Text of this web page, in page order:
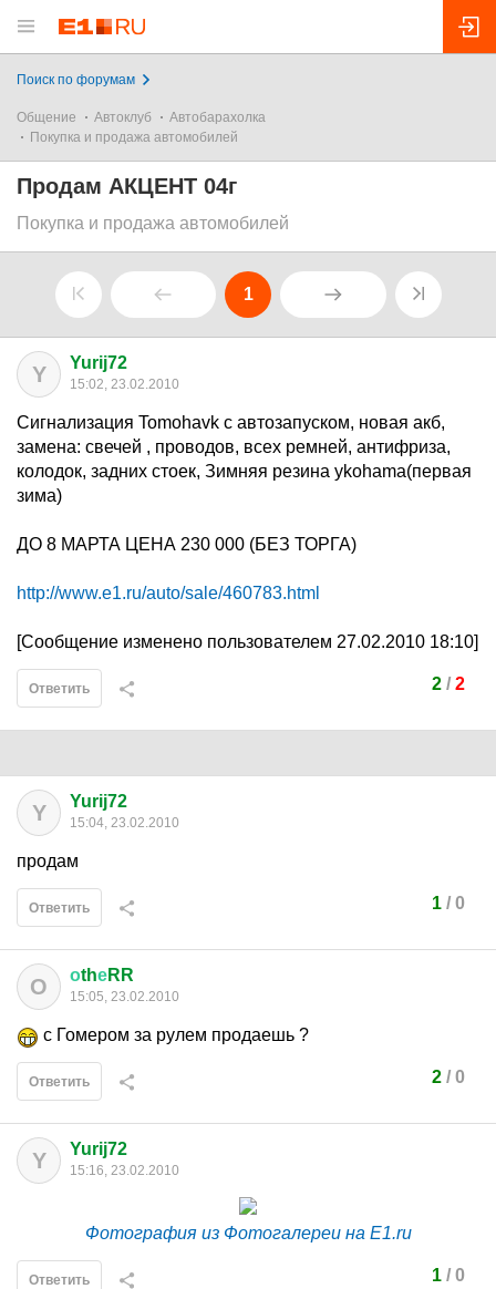
Поиск по форумам
Общение Автоклуб
Автобарахолка
Покупка и продажа автомобилей
Продам АКЦЕНТ 04г
Покупка и продажа автомобилей
1
Y Yurij72
15:02, 23.02.2010
Сигнализация Tomohavk с автозапуском, новая акб,
замена: свечей , проводов, всех ремней, антифриза,
колодок, задних стоек, Зимняя резина ykohama(первая
зима)
ДО 8 МАРТА ЦЕНА 230 000 (БЕЗ ТОРГА)
http://www.e1.ru/auto/sale/460783.html
[Сообщение изменено пользователем 27.02.2010 18:10]
2/ 2
Ответить
Y Yurij72
15:04, 23.02.2010
продам
1/ 0
Ответить
О оthеRR
15:05, 23.02.2010
с Гомером за рулем продаешь ?
2/ 0
Ответить
Y Yurij72
15:16, 23.02.2010
Фотография из Фотогалереи на E1.ru
1/ 0
Ответить